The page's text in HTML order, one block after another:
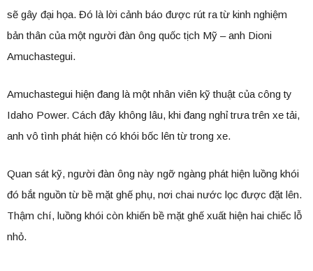
sẽ gây đại họa. Đó là lời cảnh báo được rút ra từ kinh nghiệm
bản thân của một người đàn ông quốc tịch Mỹ – anh Dioni
Amuchastegui.
Amuchastegui hiện đang là một nhân viên kỹ thuật của công ty
Idaho Power. Cách đây không lâu, khi đang nghỉ trưa trên xe tải,
anh vô tình phát hiện có khói bốc lên từ trong xe.
Quan sát kỹ, người đàn ông này ngỡ ngàng phát hiện luồng khói
đó bắt nguồn từ bề mặt ghế phụ, nơi chai nước lọc được đặt lên.
Thậm chí, luồng khói còn khiến bề mặt ghế xuất hiện hai chiếc lỗ
nhỏ.